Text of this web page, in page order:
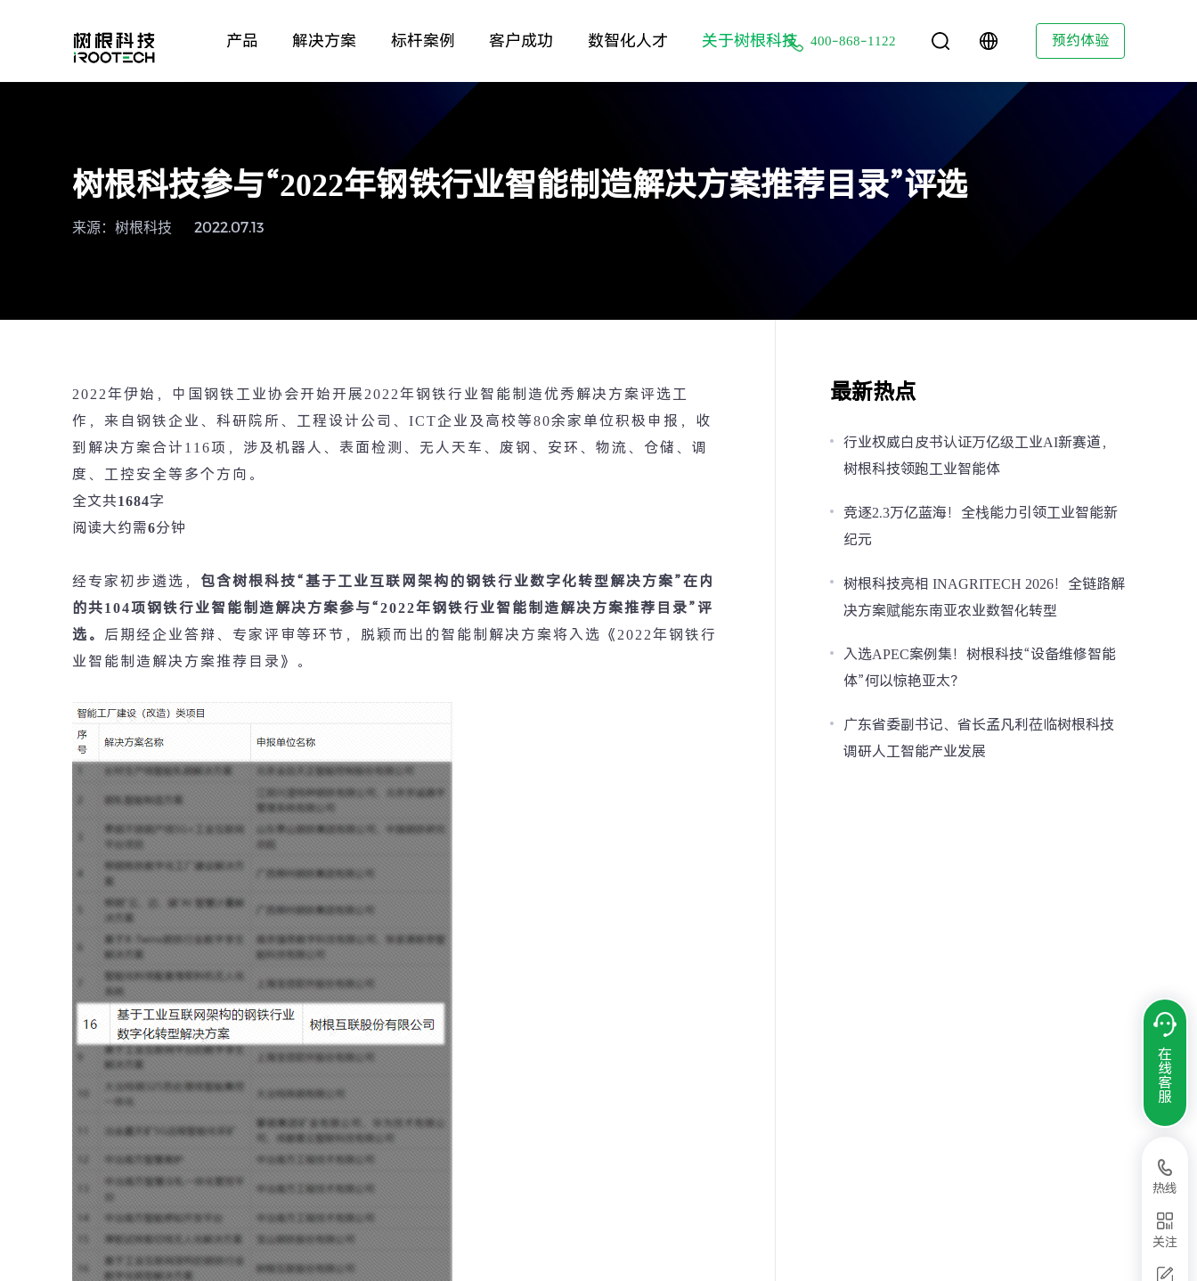
产品 解决方案 标杆案例 客户成功 数智化人才 关于树根科技 400-868-1122 预约体验
树根科技参与“2022年钢铁行业智能制造解决方案推荐目录”评选
来源：树根科技 2022.07.13
2022年伊始，中国钢铁工业协会开始开展2022年钢铁行业智能制造优秀解决方案评选工
作，来自钢铁企业、科研院所、工程设计公司、 ICT企业及高校等80余家单位积极申报，收
到解决方案合计 116项，涉及机器人、表面检测、无人天车、废钢、安环、物流、仓储、调
度、工控安全等多个方向。
全文共1684字
阅读大约需6分钟
经专家初步遴选， 包含树根科技“基于工业互联网架构的钢铁行业数字化转型解决方案”在内
的共104项钢铁行业智能制造解决方案参与“2022年钢铁行业智能制造解决方案推荐目录” 评
选。 后期经企业答辩、专家评审等环节，脱颖而出的智能制解决方案将入选《2022年钢铁行
业智能制造解决方案推荐目录》。
最新热点
行业权威白皮书认证万亿级工业AI新赛道，
树根科技领跑工业智能体
竞逐2.3万亿蓝海！全栈能力引领工业智能新
纪元
树根科技亮相 INAGRITECH 2026！全链路解
决方案赋能东南亚农业数智化转型
入选APEC案例集！树根科技“设备维修智能
体”何以惊艳亚太？
广东省委副书记、省长孟凡利莅临树根科技
调研人工智能产业发展
在
线
客
服
热线
关注